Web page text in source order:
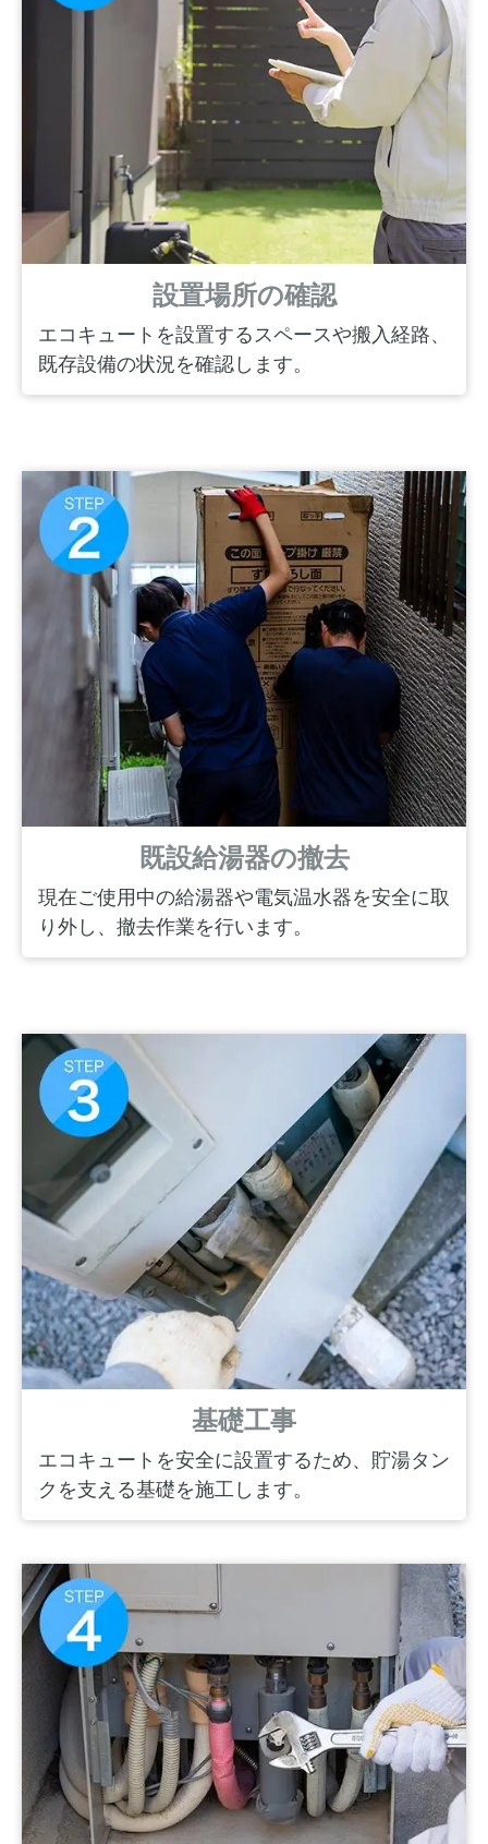
設置場所の確認
エコキュートを設置するスペースや搬入経路、
既存設備の状況を確認します。
既設給湯器の撤去
現在ご使用中の給湯器や電気温水器を安全に取
り外し、撤去作業を行います。
基礎工事
エコキュートを安全に設置するため、貯湯タン
クを支える基礎を施工します。